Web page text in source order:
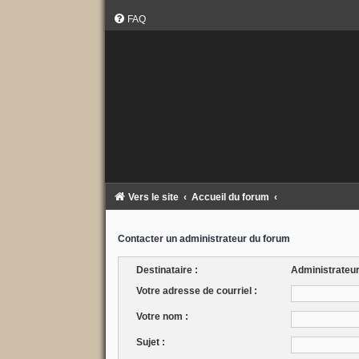
FAQ
Vers le site Accueil du forum
Contacter un administrateur du forum
Destinataire :
Votre adresse de courriel :
Votre nom :
Sujet :